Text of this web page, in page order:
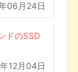
06月24日
ドのSSD
12月04日